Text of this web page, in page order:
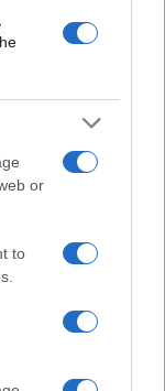
or
to
utat építeni?
30-ra
a Föld egész